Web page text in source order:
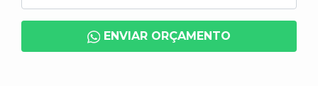
ENVIAR ORÇAMENTO